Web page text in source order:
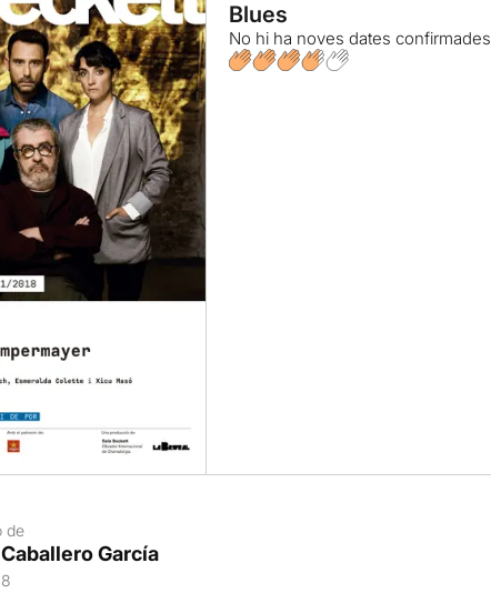
Blues
No hi ha noves dates confirmades
de
García